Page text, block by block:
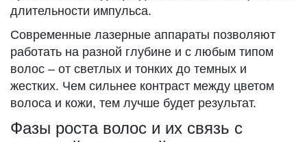
длительности импульса.
Современные лазерные аппараты позволяют
работать на разной глубине и с любым типом
волос – от светлых и тонких до темных и
жестких. Чем сильнее контраст между цветом
волоса и кожи, тем лучше будет результат.
Фазы роста волос и их связь с